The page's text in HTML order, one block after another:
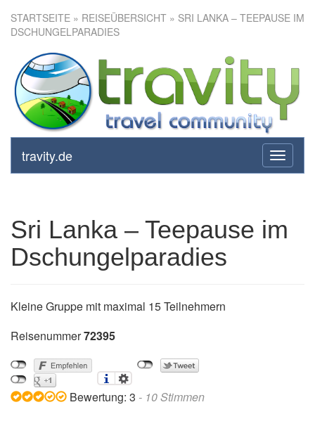
STARTSEITE » REISEÜBERSICHT » SRI LANKA – TEEPAUSE IM
DSCHUNGELPARADIES
toggle
travity.de
Sri Lanka – Teepause im
Dschungelparadies
Sri Lanka – Teepause im
Dschungelparadies
Kleine Gruppe mit maximal 15 Teilnehmern
Reisenummer72395
Bewertung: 3 - 10Stimmen